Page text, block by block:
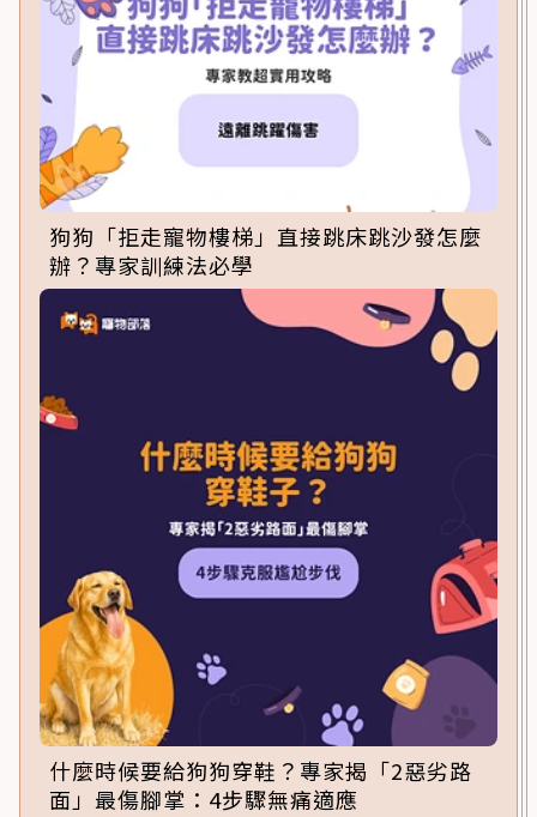
狗狗「拒走寵物樓梯」直接跳床跳沙發怎麼
辦？專家訓練法必學
什麼時候要給狗狗穿鞋？專家揭「2惡劣路
面」最傷腳掌：4步驟無痛適應